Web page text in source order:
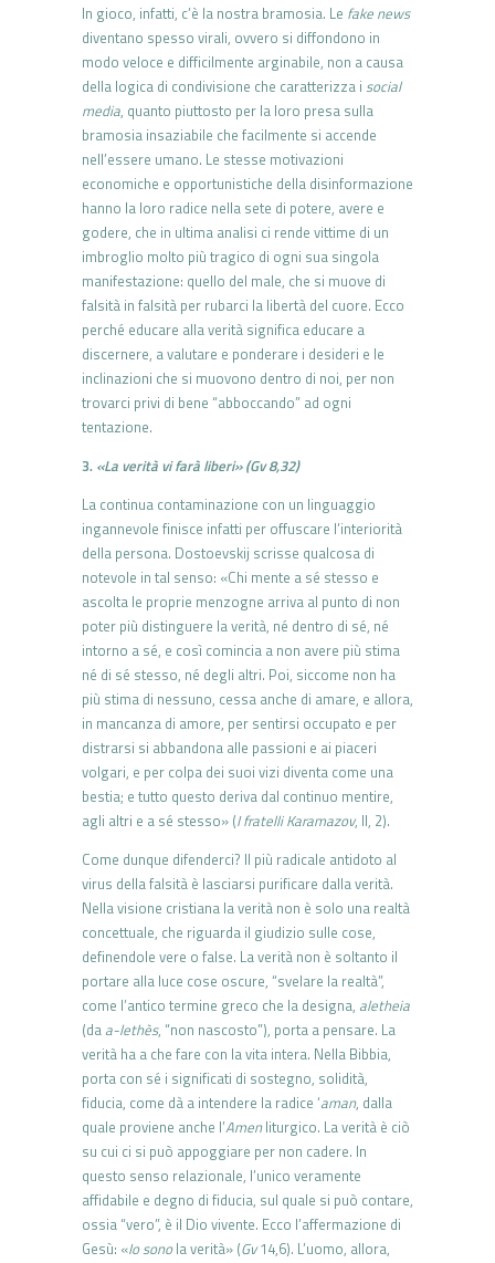
In gioco, infatti, c’è la nostra bramosia. Le fake news
diventano spesso virali, ovvero si diffondono in
modo veloce e difficilmente arginabile, non a causa
della logica di condivisione che caratterizza i social
media, quanto piuttosto per la loro presa sulla
bramosia insaziabile che facilmente si accende
nell’essere umano. Le stesse motivazioni
economiche e opportunistiche della disinformazione
hanno la loro radice nella sete di potere, avere e
godere, che in ultima analisi ci rende vittime di un
imbroglio molto più tragico di ogni sua singola
manifestazione: quello del male, che si muove di
falsità in falsità per rubarci la libertà del cuore. Ecco
perché educare alla verità significa educare a
discernere, a valutare e ponderare i desideri e le
inclinazioni che si muovono dentro di noi, per non
trovarci privi di bene “abboccando” ad ogni
tentazione.
3. «La verità vi farà liberi» (Gv 8,32)
La continua contaminazione con un linguaggio
ingannevole finisce infatti per offuscare l’interiorità
della persona. Dostoevskij scrisse qualcosa di
notevole in tal senso: «Chi mente a sé stesso e
ascolta le proprie menzogne arriva al punto di non
poter più distinguere la verità, né dentro di sé, né
intorno a sé, e così comincia a non avere più stima
né di sé stesso, né degli altri. Poi, siccome non ha
più stima di nessuno, cessa anche di amare, e allora,
in mancanza di amore, per sentirsi occupato e per
distrarsi si abbandona alle passioni e ai piaceri
volgari, e per colpa dei suoi vizi diventa come una
bestia; e tutto questo deriva dal continuo mentire,
agli altri e a sé stesso» (I fratelli Karamazov, II, 2).
Come dunque difenderci? Il più radicale antidoto al
virus della falsità è lasciarsi purificare dalla verità.
Nella visione cristiana la verità non è solo una realtà
concettuale, che riguarda il giudizio sulle cose,
definendole vere o false. La verità non è soltanto il
portare alla luce cose oscure, “svelare la realtà”,
come l’antico termine greco che la designa, aletheia
(da a-lethès, “non nascosto”), porta a pensare. La
verità ha a che fare con la vita intera. Nella Bibbia,
porta con sé i significati di sostegno, solidità,
fiducia, come dà a intendere la radice ‘aman, dalla
quale proviene anche l’Amenliturgico. La verità è ciò
su cui ci si può appoggiare per non cadere. In
questo senso relazionale, l’unico veramente
affidabile e degno di fiducia, sul quale si può contare,
ossia “vero”, è il Dio vivente. Ecco l’affermazione di
Gesù: «Io sonola verità» (Gv14,6). L’uomo, allora,